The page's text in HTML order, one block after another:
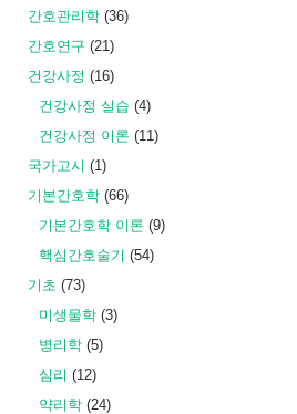
간호관리학 (36)
간호연구 (21)
건강사정 (16)
건강사정 실습 (4)
건강사정 이론 (11)
국가고시 (1)
기본간호학 (66)
기본간호학 이론 (9)
핵심간호술기 (54)
기초 (73)
미생물학 (3)
병리학 (5)
심리 (12)
약리학 (24)